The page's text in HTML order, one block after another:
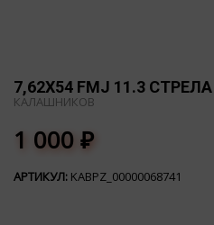
7,62Х54 FMJ 11.3 СТРЕЛА
КАЛАШНИКОВ
1 000₽
АРТИКУЛ: KABPZ_00000068741